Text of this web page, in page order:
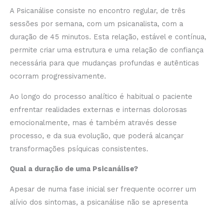
A Psicanálise consiste no encontro regular, de três
sessões por semana, com um psicanalista, com a
duração de 45 minutos. Esta relação, estável e contínua,
permite criar uma estrutura e uma relação de confiança
necessária para que mudanças profundas e autênticas
ocorram progressivamente.
Ao longo do processo analítico é habitual o paciente
enfrentar realidades externas e internas dolorosas
emocionalmente, mas é também através desse
processo, e da sua evolução, que poderá alcançar
transformações psíquicas consistentes.
Qual a duração de uma Psicanálise?
Apesar de numa fase inicial ser frequente ocorrer um
alívio dos sintomas, a psicanálise não se apresenta